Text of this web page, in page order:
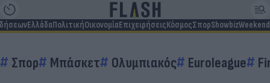
ΕλλάδαΠολιτικήΟικονομίαΕπιχειρήσειςΚόσμοςΣπορShowbizWeekend
Σπορ Μπάσκετ Ολυμπιακός Euroleague